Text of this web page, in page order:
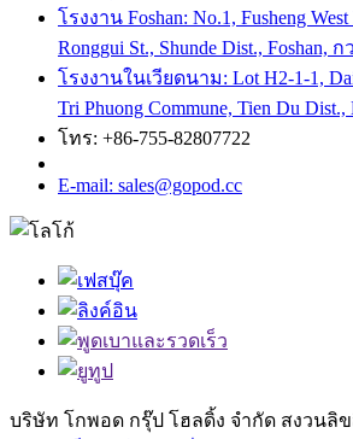
โรงงาน Foshan: No.1, Fusheng
Ronggui St., Shunde Dist., Foshan,
โรงงานในเวียดนาม: Lot H2-1-1,
Tri Phuong Commune, Tien Du
โทร: +86-755-82807722
E-mail: sales@gopod.cc
บริษัท โกพอด กรุ๊ป โฮลดิ้ง จำกัด สงวนลิ